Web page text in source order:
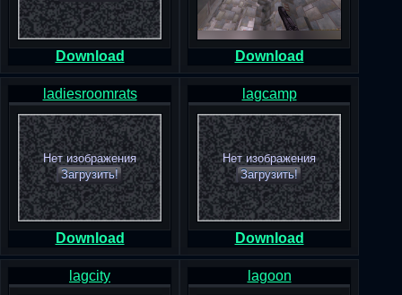
Download Download
ladiesroomrats
Нет изображения
Загрузить!
Download
lagcamp
Нет изображения
Загрузить!
Download
lagcity lagoon